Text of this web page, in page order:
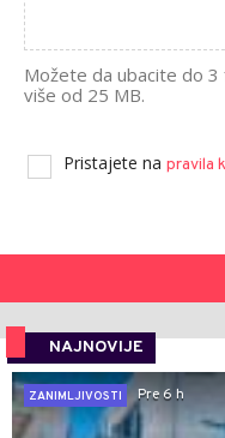
Možete da ubacite do
više od 25 MB.
Pristajete na pravila
NAJNOVIJE
ZANIMLJIVOSTI
Pre 6 h